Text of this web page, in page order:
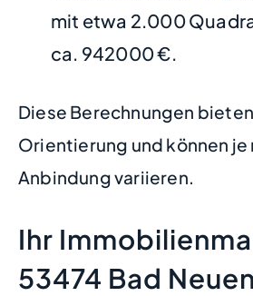
mit etwa 2.000
ca. 942000 €.
Diese Berechnungen
Orientierung und können je
Anbindung variieren.
Ihr
53474 Bad